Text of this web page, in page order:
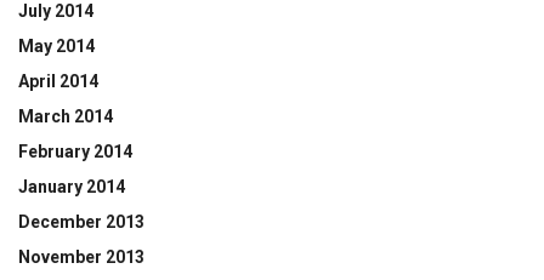
July 2014
May 2014
April 2014
March 2014
February 2014
January 2014
December 2013
November 2013